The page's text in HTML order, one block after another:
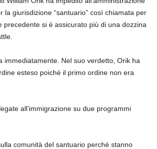
la giurisdizione “santuario” così chiamata per
si è assicurato più di una dozzina
immediatamente. Nel suo verdetto, Orik ha
esteso poiché il primo ordine non era
all’immigrazione su due programmi
comunità del santuario perché stanno